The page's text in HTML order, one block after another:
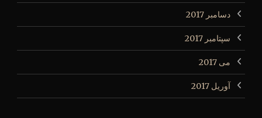
دسامبر 2017
سپتامبر 2017
می 2017
آوریل 2017